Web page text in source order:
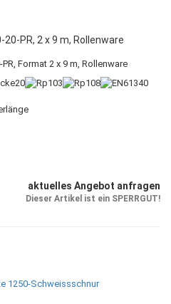
PR, 2 x 9 m, Rollenware
Format 2 x 9 m, Rollenware
aktuelles Angebot anfragen
Dieser Artikel ist ein SPERRGUT!